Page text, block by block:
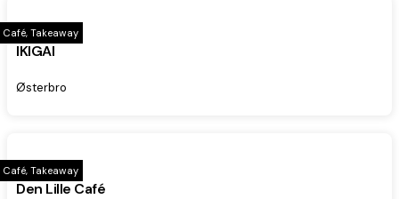
Café, Takeaway
IKIGAI
Østerbro
Café, Takeaway
Den Lille Café